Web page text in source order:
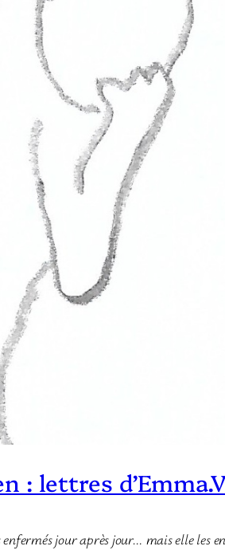
: lettres
jour après jour… mais elle les